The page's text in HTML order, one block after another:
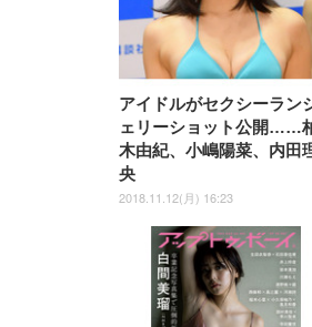
アイドルがセクシーラン
ェリーショット公開……
木由紀、小嶋陽菜、内田
央
2018.11.12(月) 16:23